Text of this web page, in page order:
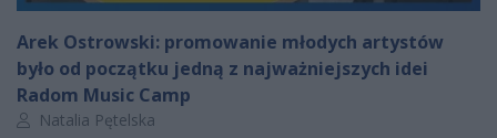
Arek Ostrowski: promowanie młodych artystów
było od początku jedną z najważniejszych idei
Radom Music Camp
Autor artykułu:
Natalia Pętelska